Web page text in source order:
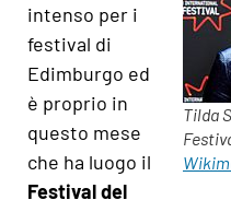
Tilda
intenso per i
festival di
Edimburgo ed
è proprio in
questo mese
che ha luogo il
Festival del